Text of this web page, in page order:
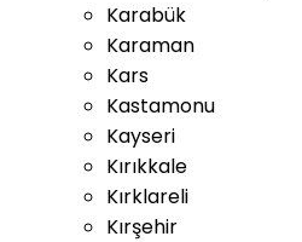
Karabük
Karaman
Kars
Kastamonu
Kayseri
Kırıkkale
Kırklareli
Kırşehir